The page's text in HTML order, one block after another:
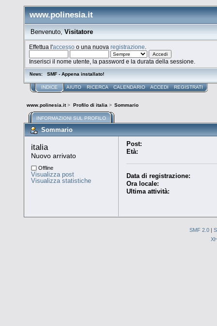
www.polinesia.it
Benvenuto, Visitatore
Effettua l'accesso o una nuovaregistrazione
Inserisci il nome utente, la password e la durata della sessione.
News: SMF - Appena installato!
INDICE AIUTO RICERCA CALENDARIO ACCEDI REGISTRATI
www.polinesia.it> Profilo di italia> Sommario
INFORMAZIONI SUL PROFILO
Sommario
italia
Nuovo arrivato
Offline
Visualizza post
Visualizza statistiche
Post:
Età:
Data di registrazione:
Ora locale:
Ultima attività:
SMF 2.0 |